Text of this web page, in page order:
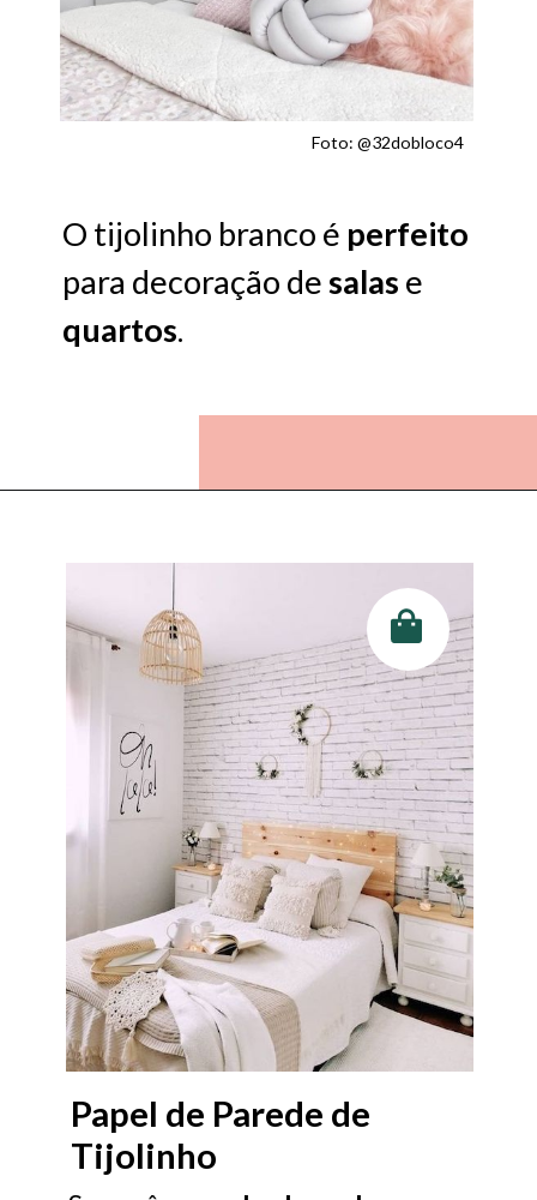
O tijolinho branco é perfeito
para decoração desalas e
quartos.
Foto: @32dobloco4
Papel de Parede de
Tijolinho